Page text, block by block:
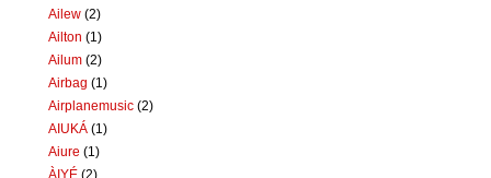
Ailew (2)
Ailton (1)
Ailum (2)
Airbag (1)
Airplanemusic (2)
AIUKÁ (1)
Aiure (1)
ÀIYÉ (2)